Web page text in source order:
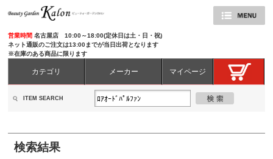
営業時間名古屋店 10:00～18:00(定休日は土・日・祝)
ネット通販のご注文は13:00までが当日出荷となります
※在庫のある商品に限ります
カテゴリ メーカー マイページ
ITEM SEARCH
検索結果